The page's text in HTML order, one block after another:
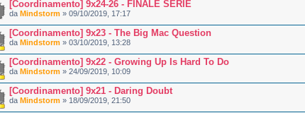
[Coordinamento] 9x24-26 - FINALE SERIE
da Mindstorm » 09/10/2019, 17:17
[Coordinamento] 9x23 - The Big Mac Question
da Mindstorm » 03/10/2019, 13:28
[Coordinamento] 9x22 - Growing Up Is Hard To Do
da Mindstorm » 24/09/2019, 10:09
[Coordinamento] 9x21 - Daring Doubt
da Mindstorm » 18/09/2019, 21:50